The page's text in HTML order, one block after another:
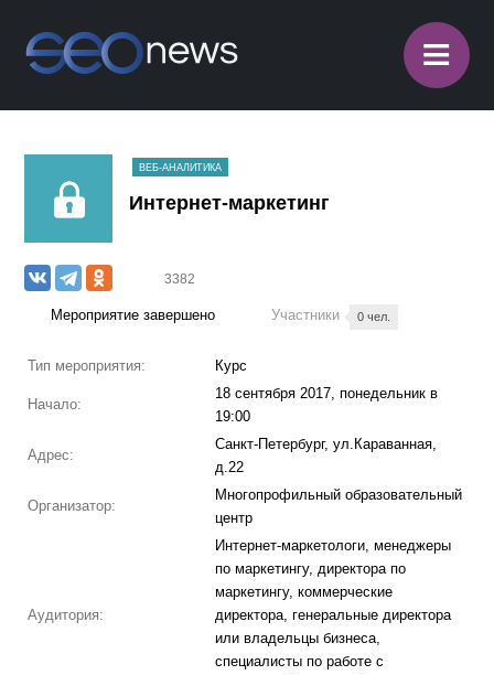
≡
ВЕБ-АНАЛИТИКА
Интернет-маркетинг
3382
Мероприятие завершено Участники 0 чел.
Тип мероприятия: Курс
Начало:
18 сентября 2017, понедельник в
19:00
Адрес:
Санкт-Петербург, ул.Караванная,
д.22
Организатор:
Многопрофильный образовательный
центр
Аудитория:
Интернет-маркетологи, менеджеры
по маркетингу, директора по
маркетингу, коммерческие
директора, генеральные директора
или владельцы бизнеса,
специалисты по работе с